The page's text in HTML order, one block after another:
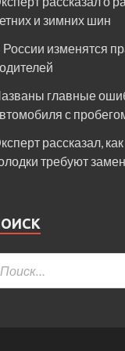
и зимних шин
России изменятся
главные
с
рассказал,
требуют